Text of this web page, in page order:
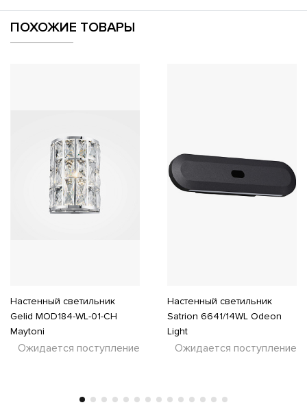
ПОХОЖИЕ ТОВАРЫ
Настенный светильник
Gelid MOD184-WL-01-CH
Maytoni
Ожидается поступление
Настенный светильник
Satrion 6641/14WL Odeon
Light
Ожидается поступление